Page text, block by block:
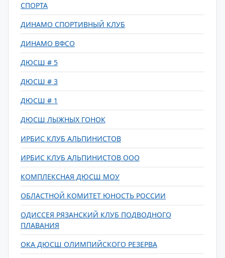
СПОРТА
ДИНАМО СПОРТИВНЫЙ КЛУБ
ДИНАМО ВФСО
ДЮСШ # 5
ДЮСШ # 3
ДЮСШ # 1
ДЮСШ ЛЫЖНЫХ ГОНОК
ИРБИС КЛУБ АЛЬПИНИСТОВ
ИРБИС КЛУБ АЛЬПИНИСТОВ ООО
КОМПЛЕКСНАЯ ДЮСШ МОУ
ОБЛАСТНОЙ КОМИТЕТ ЮНОСТЬ РОССИИ
ОДИССЕЯ РЯЗАНСКИЙ КЛУБ ПОДВОДНОГО
ПЛАВАНИЯ
ОКА ДЮСШ ОЛИМПИЙСКОГО РЕЗЕРВА